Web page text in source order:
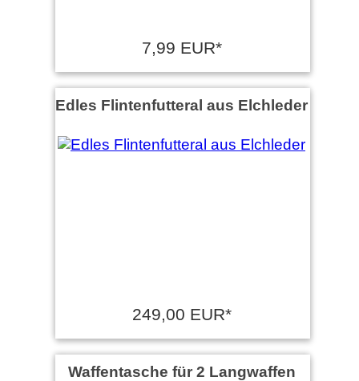
7,99 EUR*
Edles Flintenfutteral aus Elchleder
249,00 EUR*
Waffentasche für 2 Langwaffen